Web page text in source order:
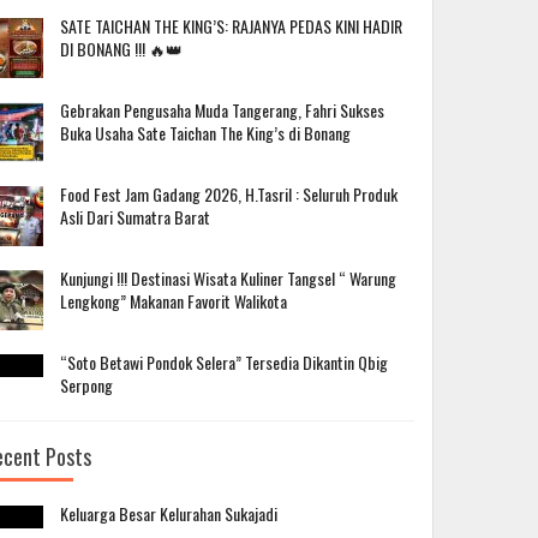
SATE TAICHAN THE KING’S: RAJANYA PEDAS KINI HADIR
DI BONANG !!! 🔥👑
Gebrakan Pengusaha Muda Tangerang, Fahri Sukses
Buka Usaha Sate Taichan The King’s di Bonang
Food Fest Jam Gadang 2026, H.Tasril : Seluruh Produk
Asli Dari Sumatra Barat
Kunjungi !!! Destinasi Wisata Kuliner Tangsel “ Warung
Lengkong” Makanan Favorit Walikota
“Soto Betawi Pondok Selera” Tersedia Dikantin Qbig
Serpong
Posts
Keluarga Besar Kelurahan Sukajadi